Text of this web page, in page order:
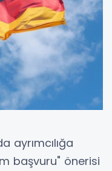
ayrımcılığa
başvuru" önerisi